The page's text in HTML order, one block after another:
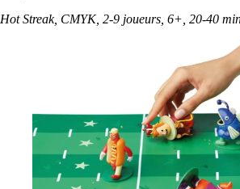
Hot Streak, CMYK, 2-9 joueurs, 6+, 20-40